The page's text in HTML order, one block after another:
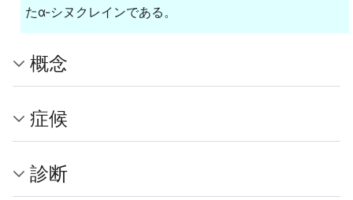
たα-シヌクレインである。
概念
症候
診断